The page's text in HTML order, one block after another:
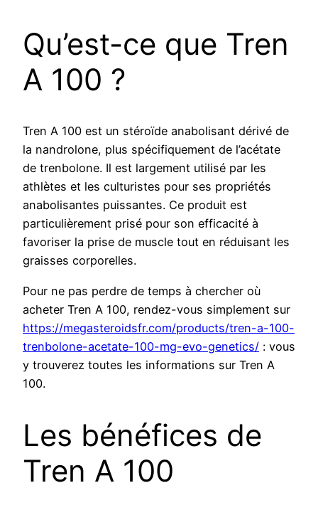
Qu’est-ce que Tren
A 100 ?
Tren A 100 est un stéroïde anabolisant dérivé de
la nandrolone, plus spécifiquement de l’acétate
de trenbolone. Il est largement utilisé par les
athlètes et les culturistes pour ses propriétés
anabolisantes puissantes. Ce produit est
particulièrement prisé pour son efficacité à
favoriser la prise de muscle tout en réduisant les
graisses corporelles.
Pour ne pas perdre de temps à chercher où
acheter Tren A 100, rendez-vous simplement sur
https://megasteroidsfr.com/products/tren-a-100-
trenbolone-acetate-100-mg-evo-genetics/ : vous
y trouverez toutes les informations sur Tren A
100.
Les bénéfices de
Tren A 100